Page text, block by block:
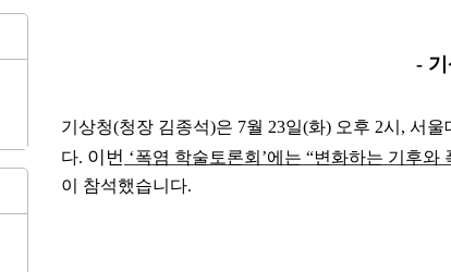
-
기상청(청장 김종석)은 7월 23일(화) 오후 2시 , 서울
다. 이번 ‘폭염 학술토론회 ’에는 “변화하는 기후와
이 참석했습니다.